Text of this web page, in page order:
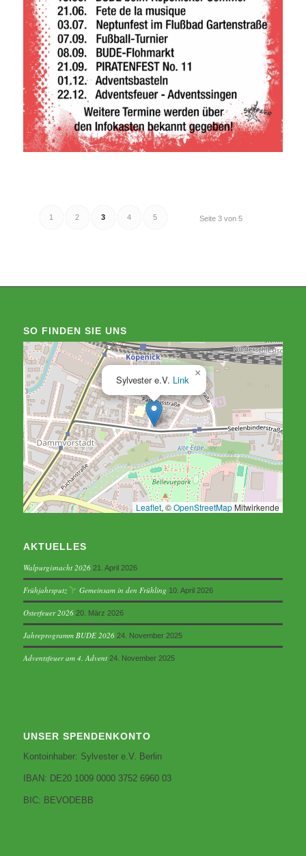
Seite 3 von 5
1 2 3 4 5
SO FINDEN SIE UNS
Sylvester e.V. Link
×
Leaflet, ©OpenStreetMapMitwirkende
AKTUELLES
Walpurgisnacht 2026 21. April 2026
Frühjahrsputz Gemeinsam in den Frühling 10. April 2026
Osterfeuer 2026 20. März 2026
Jahreprogramm BUDE 2026 24. November 2025
Adventsfeuer am 4. Advent 24. November 2025
UNSER SPENDENKONTO
Kontoinhaber: Sylvester e.V. Berlin
IBAN: DE20 1009 0000 3752 6960 03
BIC: BEVODEBB